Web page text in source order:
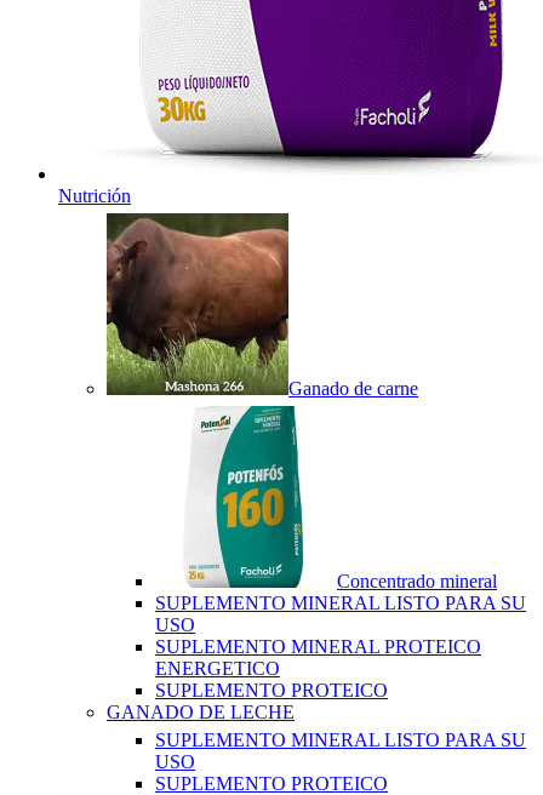
Nutrición
Ganado de carne
Concentrado mineral
SUPLEMENTO MINERAL LISTO PARA SU
USO
SUPLEMENTO MINERAL PROTEICO
ENERGETICO
SUPLEMENTO PROTEICO
GANADO DE LECHE
SUPLEMENTO MINERAL LISTO PARA SU
USO
SUPLEMENTO PROTEICO